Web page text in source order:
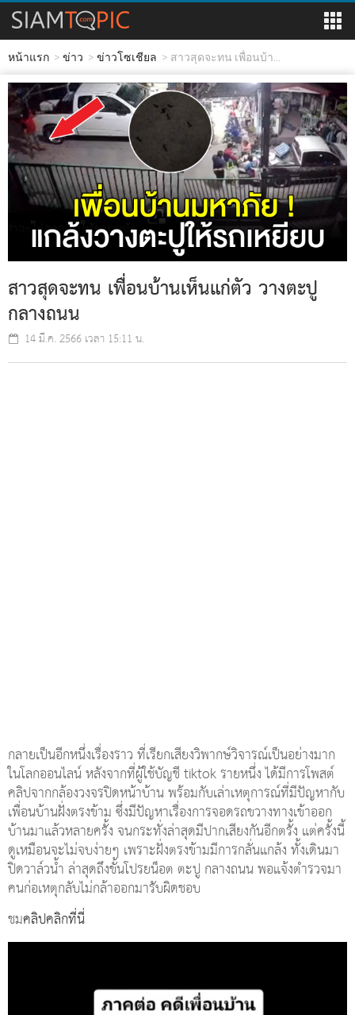
หน้าแรก ข่าว ข่าวโซเชียล สาวสุดจะทน เพื่อนบ้า...
สาวสุดจะทน เพื่อนบ้านเห็นแก่ตัว วางตะปู
กลางถนน
14 มี.ค. 2566 เวลา 15:11 น.
กลายเป็นอีกหนึ่งเรื่องราว ที่เรียกเสียงวิพากษ์วิจารณ์เป็นอย่างมาก
ในโลกออนไลน์ หลังจากที่ผู้ใช้บัญชี tiktok รายหนึ่ง ได้มีการโพสต์
คลิปจากกล้องวงจรปิดหน้าบ้าน พร้อมกับเล่าเหตุการณ์ที่มีปัญหากับ
เพื่อนบ้านฝั่งตรงข้าม ซึ่งมีปัญหาเรื่องการจอดรถขวางทางเข้าออก
บ้านมาแล้วหลายครั้ง จนกระทั่งล่าสุดมีปากเสียงกันอีกตรั้ง แต่ครั้งนี้
ดูเหมือนจะไม่จบง่ายๆ เพราะฝั่งตรงข้ามมีการกลั่นแกล้ง ทั้งเดินมา
ปิดวาล์วน้ำ ล่าสุดถึงขั้นโปรยน็อต ตะปู กลางถนน พอแจ้งตำรวจมา
คนก่อเหตุกลับไม่กล้าออกมารับผิดชอบ
ชมคลิปคลิกที่นี่